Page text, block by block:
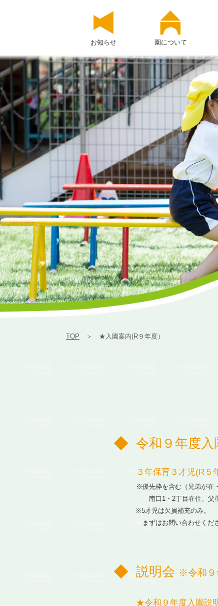
お知らせ 園について
TOP ＞ ★入園案内(R９年度）
令和９年度入
３年保育３才児(R
※優先枠を含む（兄弟が在
南口1・2丁目在住、父母
※5才児は欠員補充のみ。
まずはお問い合わせくだ
説明会 ※令和９
★令和９年度入園説